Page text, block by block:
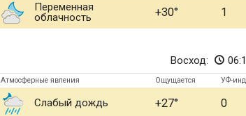
Переменная
облачность
+30 1
Восход:
Атмосферные явления Ощущается УФ-
Слабый дождь +27 0